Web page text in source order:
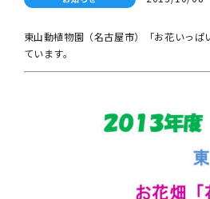
東山動植物園（名古屋市）「お花いっぱ
ています。